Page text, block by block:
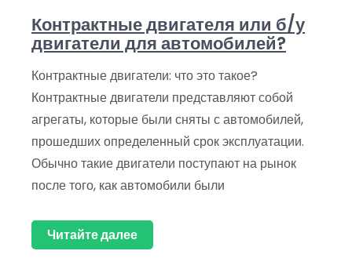
Контрактные двигателя или б/у
двигатели для автомобилей?
Контрактные двигатели: что это такое?
Контрактные двигатели представляют собой
агрегаты, которые были сняты с автомобилей,
прошедших определенный срок эксплуатации.
Обычно такие двигатели поступают на рынок
после того, как автомобили были
Читайте далее